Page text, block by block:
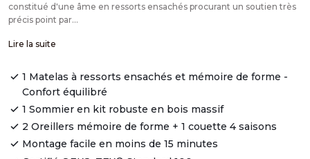
constitué d'une âme en ressorts ensachés procurant un soutien très
précis point par...
Lire la suite
1 Matelas à ressorts ensachés et mémoire de forme -
Confort équilibré
1 Sommier en kit robuste en bois massif
2 Oreillers mémoire de forme + 1 couette 4 saisons
Montage facile en moins de 15 minutes